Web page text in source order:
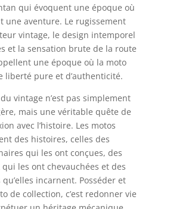
qui évoquent une époque où
une aventure. Le rugissement
vintage, le design intemporel
et la sensation brute de la route
une époque où la moto
liberté pure et d’authenticité.​
vintage n’est pas simplement
mais une véritable quête de
avec l’histoire. Les motos
des histoires, celles des
qui les ont conçues, des
les ont chevauchées et des
incarnent. Posséder et
de collection, c’est redonner vie